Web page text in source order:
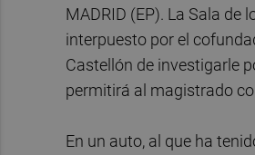
MADRID (EP). La Sala de
interpuesto por el
Castellón de investigarle
permitirá al magistrado
En un auto, al que ha